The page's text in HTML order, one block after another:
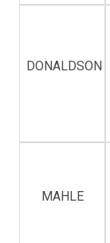
DONALDSON
MAHLE